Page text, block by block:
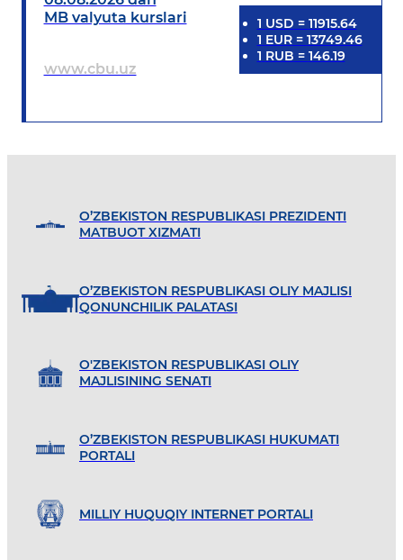
MB valyuta kurslari
www.cbu.uz
1 USD = 11915.64
1 EUR= 13749.46
1 RUB = 146.19
O’ZBEKISTON RESPUBLIKASI PREZIDENTI
MATBUOT XIZMATI
O’ZBEKISTON RESPUBLIKASI OLIY MAJLISI
QONUNCHILIK PALATASI
O'ZBEKISTON RESPUBLIKASI OLIY
MAJLISINING SENATI
O’ZBEKISTON RESPUBLIKASI HUKUMATI
PORTALI
MILLIY HUQUQIY INTERNET PORTALI